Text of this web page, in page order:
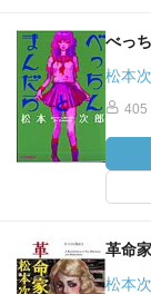
べっ
松本
405
革命
松本